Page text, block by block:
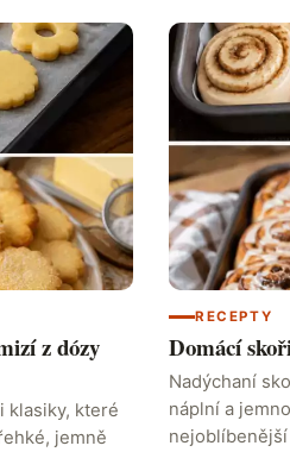
z dózy
klasiky, které
jemně
RECEPTY
Domácí
Nadýchaní
náplní a